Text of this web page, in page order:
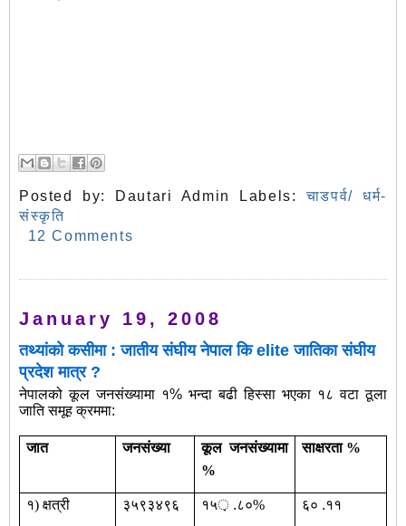
Posted by: Dautari Admin Labels:चाडपर्व/ धर्म-
संस्कृति
12 Comments
January 19, 2008
तथ्यांको कसीमा : जातीय संघीय नेपाल कि elite जातिका संघीय
प्रदेश मात्र ?
नेपालको कूल जनसंख्यामा १% भन्दा बढी हिस्सा भएका १८ वटा ठूला
जाति समूह क्रममा:
जात जनसंख्या
कूल जनसंख्यामा
%
साक्षरता %
१)क्षत्री ३५९३४९६ १५‍़ .८०% ६० .११